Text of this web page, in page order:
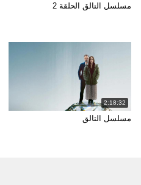
مسلسل التالق الحلقة 2
2:18:32
مسلسل التالق